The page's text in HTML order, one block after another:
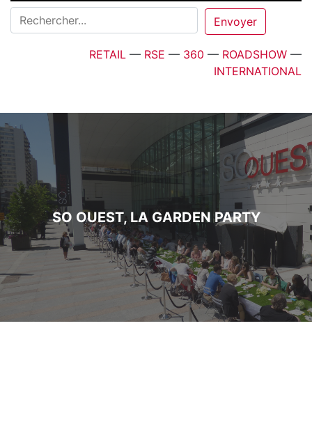
RETAIL — RSE — 360 — ROADSHOW —
INTERNATIONAL
SO OUEST, LA GARDEN PARTY